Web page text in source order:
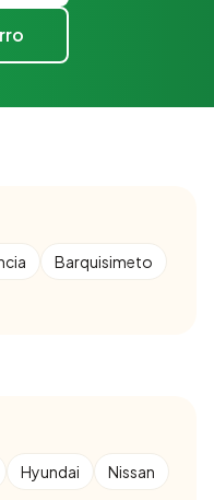
Barquisimeto
Hyundai
Nissan